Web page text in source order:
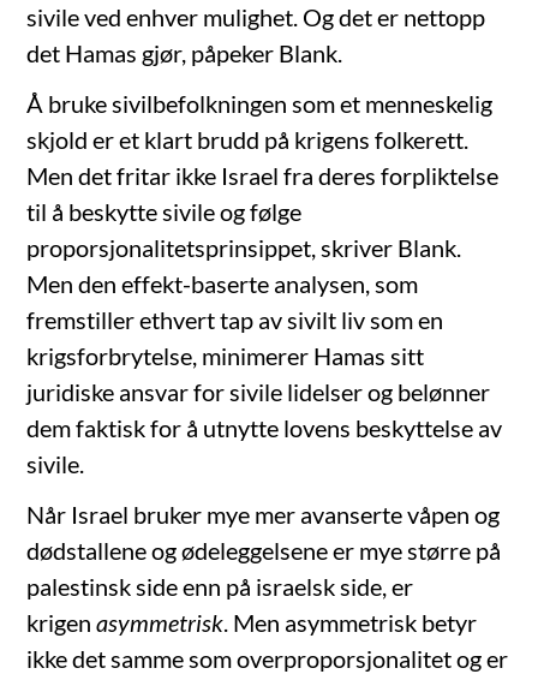
sivile ved enhver mulighet. Og det er nettopp
det Hamas gjør, påpeker Blank.
Å bruke sivilbefolkningen som et menneskelig
skjold er et klart brudd på krigens folkerett.
Men det fritar ikke Israel fra deres forpliktelse
til å beskytte sivile og følge
proporsjonalitetsprinsippet, skriver Blank.
Men den effekt-baserte analysen, som
fremstiller ethvert tap av sivilt liv som en
krigsforbrytelse, minimerer Hamas sitt
juridiske ansvar for sivile lidelser og belønner
dem faktisk for å utnytte lovens beskyttelse av
sivile.
Når Israel bruker mye mer avanserte våpen og
dødstallene og ødeleggelsene er mye større på
palestinsk side enn på israelsk side, er
krigenasymmetrisk . Men asymmetrisk betyr
ikke det samme som overproporsjonalitet og er